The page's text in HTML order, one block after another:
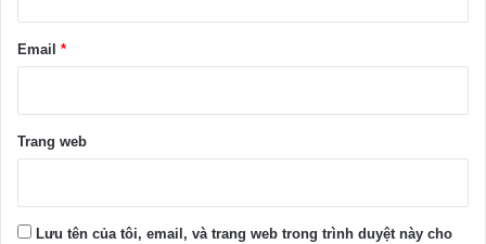
Email *
Trang web
Lưu tên của tôi, email, và trang web trong trình duyệt này cho